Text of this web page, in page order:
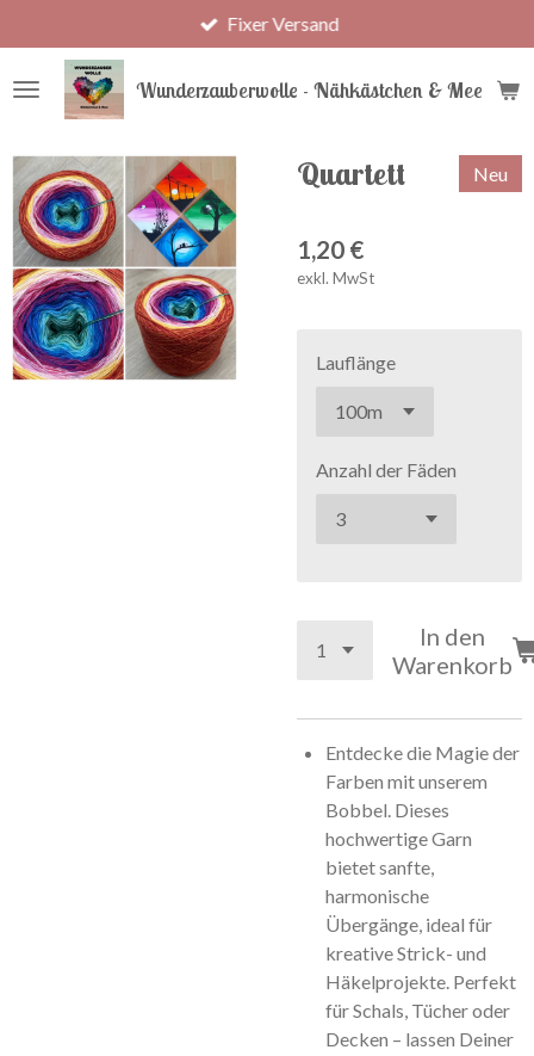
Hauptinhalt
springen
Wunderzauberwolle - Nähkästchen & Meer
Fixer Versand
Quartett Neu
1,20 €
exkl. MwSt
Lauflänge
Anzahl der Fäden
In den
Warenkorb
Entdecke die Magie der
Farben mit unserem
Bobbel. Dieses
hochwertige Garn
bietet sanfte,
harmonische
Übergänge, ideal für
kreative Strick- und
Häkelprojekte. Perfekt
für Schals, Tücher oder
Decken – lassen Deiner